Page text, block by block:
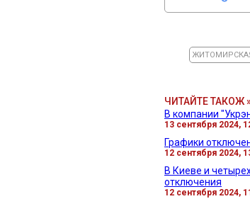
ЧИТАЙТЕ ТАКОЖ
В компании
13 сентября 2024,
Графики
12 сентября 2024,
В Киеве и
отключения
12 сентября 2024,